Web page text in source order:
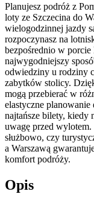
Planujesz podróż z
loty ze Szczecina do
wielogodzinnej jazdy
rozpoczynasz na
bezpośrednio w
najwygodniejszy
odwiedziny u rodziny
zabytków stolicy.
mogą przebierać w
elastyczne
najtańsze bilety, kiedy
uwagę przed
służbowo, czy
a Warszawą
komfort podróży.
Opis